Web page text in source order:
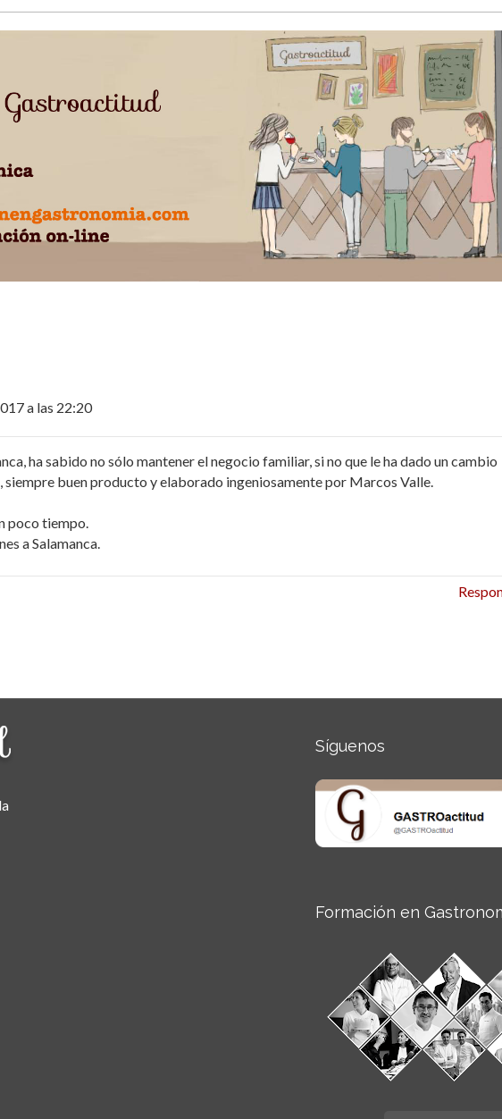
a las 22:20
ha sabido no sólo mantener el negocio familiar, si no que le ha dado un cambio
siempre buen producto y elaborado ingeniosamente por Marcos Valle.
poco tiempo.
a Salamanca.
Síguenos
Formación en